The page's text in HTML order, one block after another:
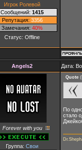
Игрок Ролевой
Сообщений: 1415
Репутация: 3356
Замечания: 40%
Статус: Offline
Angels2 Дата:
Forever with you
Группа: Свои
Quote (
По
стало